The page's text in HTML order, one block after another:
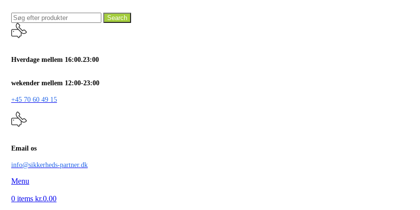
Search
Hverdage mellem 16:00.23:00
wekender mellem 12:00-23:00
+45 70 60 49 15
Email os
info@sikkerheds-partner.dk
Menu
0 items kr.0.00